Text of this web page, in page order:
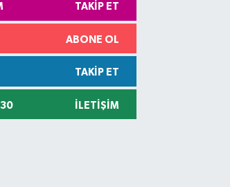
TAKIP ET
ABONE OL
TAKIP ET
İLETIŞIM